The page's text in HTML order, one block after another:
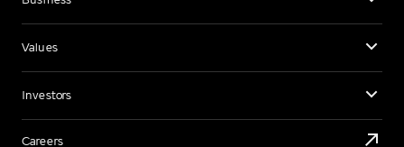
Values
Investors
Careers